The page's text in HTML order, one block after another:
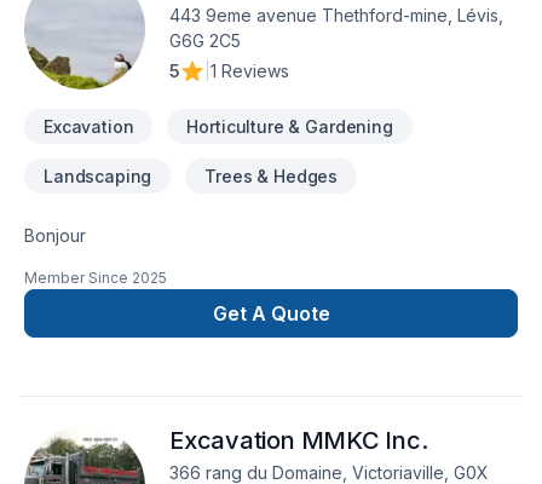
aspirations.
443 9eme avenue Thethford-mine, Lévis,
G6G 2C5
5
1 Reviews
Excavation Horticulture & Gardening
Landscaping Trees & Hedges
Bonjour
Member Since 2025
Get A Quote
Excavation MMKC Inc.
366 rang du Domaine, Victoriaville, G0X